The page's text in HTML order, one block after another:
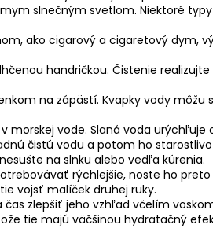
slnečným svetlom. Niektoré
ako cigarový a cigaretový dym,
handričkou. Čistenie
na zápästí. Kvapky vody môžu
morskej vode. Slaná voda urýchľuje
čistú vodu a potom ho
na slnku alebo vedľa kúrenia.
rýchlejšie, noste ho
vojsť malíček druhej ruky.
zlepšiť jeho vzhľad včelím
tie majú väčšinou hydratačný
M4950